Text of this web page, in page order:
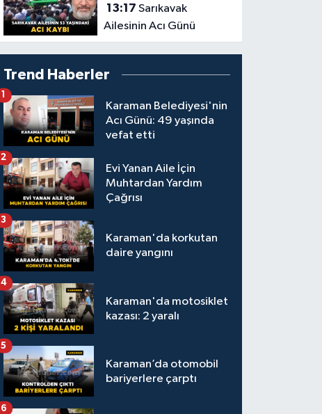
13:17
Ailesinin Acı Günü
Trend Haberler
Karaman Belediyesi'nin
Acı Günü: 49 yaşında
vefat etti
1
Evi Yanan Aile İçin
Muhtardan Yardım
Çağrısı
2
Karaman'da korkutan
daire yangını
3
Karaman'da motosiklet
kazası: 2 yaralı
4
Karaman’da otomobil
bariyerlere çarptı
5
6